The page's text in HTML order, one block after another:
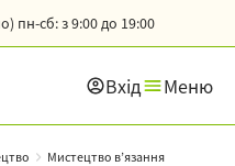
пн-сб: з 9:00 до 19:00
Вхід Меню
Мистецтво в’язання